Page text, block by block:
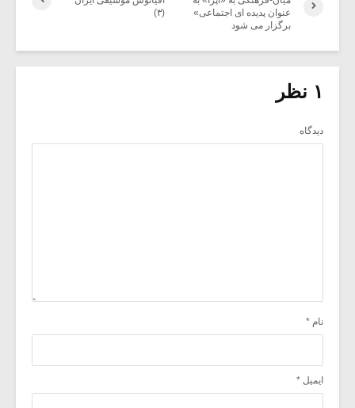
(۳)
عنوان پدیده ای اجتماعی»
برگزار می شود
۱ نظر
دیدگاه
نام *
ایمیل *